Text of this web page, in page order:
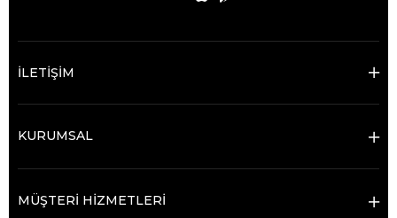
İLETİŞİM
KURUMSAL
MÜŞTERİ HİZMETLERİ